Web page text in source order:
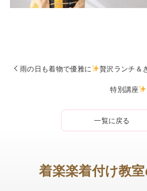
雨の日も着物で優雅に 贅沢ランチ＆きもの館カフ
特別講座
一覧に戻る
着楽楽着付け教